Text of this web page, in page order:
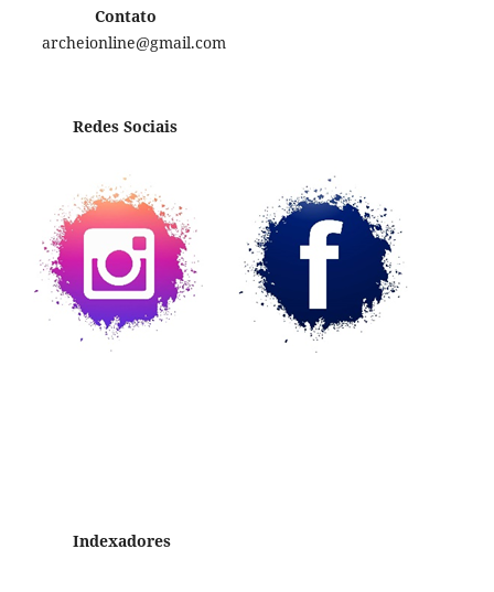
Contato
archeionline@gmail.com
Redes Sociais
Indexadores